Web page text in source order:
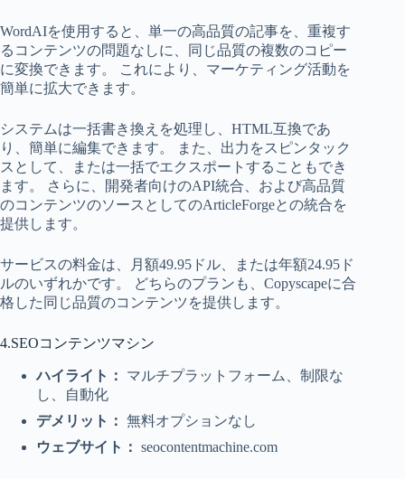
WordAIを使用すると、単一の高品質の記事を、重複す
るコンテンツの問題なしに、同じ品質の複数のコピー
に変換できます。 これにより、マーケティング活動を
簡単に拡大できます。
システムは一括書き換えを処理し、HTML互換であ
り、簡単に編集できます。 また、出力をスピンタック
スとして、または一括でエクスポートすることもでき
ます。 さらに、開発者向けのAPI統合、および高品質
のコンテンツのソースとしてのArticleForgeとの統合を
提供します。
サービスの料金は、月額49.95ドル、または年額24.95ド
ルのいずれかです。 どちらのプランも、Copyscapeに合
格した同じ品質のコンテンツを提供します。
4.SEOコンテンツマシン
ハイライト：
マルチプラットフォーム、制限な
し、自動化
デメリット： 無料オプションなし
ウェブサイト： seocontentmachine.com